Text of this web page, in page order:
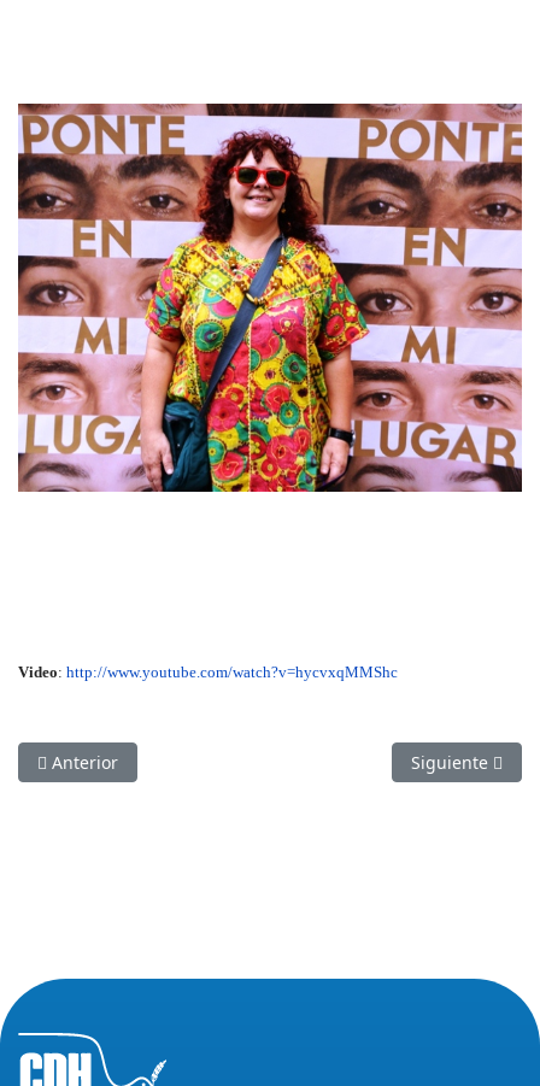
Video: http://www.youtube.com/watch?v=hycvxqMMShc
Artículo anterior: CDH PRODUCE CAPSULA DOCUMENTAL
Anterior Artículo
Siguiente